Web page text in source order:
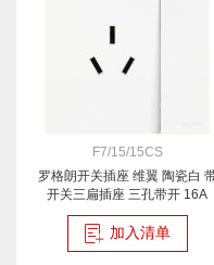
F7/15/15CS
罗格朗开关插座 维翼 陶瓷白
开关三扁插座 三孔带开 16A
加入清单